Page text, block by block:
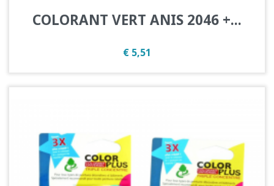
COLORANT VERT ANIS 2046 +...
Prijs
€ 5,51